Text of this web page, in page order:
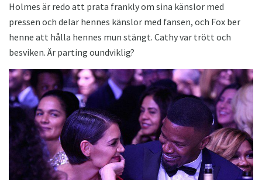
Holmes är redo att prata frankly om sina känslor med
pressen och delar hennes känslor med fansen, och Fox ber
henne att hålla hennes mun stängt. Cathy var trött och
besviken. Är parting oundviklig?